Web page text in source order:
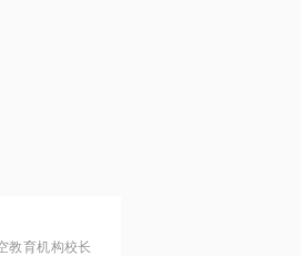
教育机构校长